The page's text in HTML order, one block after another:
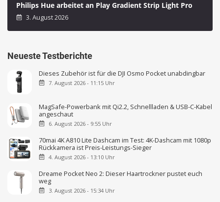
Philips Hue arbeitet an Play Gradient Strip Light Pro
3. August 2026
Neueste Testberichte
Dieses Zubehör ist für die DJI Osmo Pocket unabdingbar
7. August 2026 - 11:15 Uhr
MagSafe-Powerbank mit Qi2.2, Schnellladen & USB-C-Kabel
angeschaut
6. August 2026 - 9:55 Uhr
70mai 4K A810 Lite Dashcam im Test: 4K-Dashcam mit 1080p
Rückkamera ist Preis-Leistungs-Sieger
4. August 2026 - 13:10 Uhr
Dreame Pocket Neo 2: Dieser Haartrockner pustet euch
weg
3. August 2026 - 15:34 Uhr